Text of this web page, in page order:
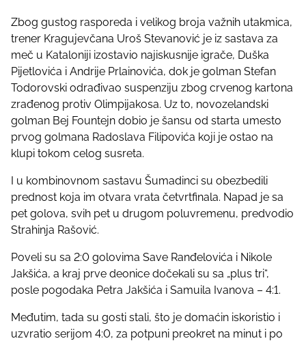
Zbog gustog rasporeda i velikog broja važnih utakmica,
trener Kragujevčana Uroš Stevanović je iz sastava za
meč u Kataloniji izostavio najiskusnije igrače, Duška
Pijetlovića i Andrije Prlainovića, dok je golman Stefan
Todorovski odrađivao suspenziju zbog crvenog kartona
zrađenog protiv Olimpijakosa. Uz to, novozelandski
golman Bej Fountejn dobio je šansu od starta umesto
prvog golmana Radoslava Filipovića koji je ostao na
klupi tokom celog susreta.
I u kombinovnom sastavu Šumadinci su obezbedili
prednost koja im otvara vrata četvrtfinala. Napad je sa
pet golova, svih pet u drugom poluvremenu, predvodio
Strahinja Rašović.
Poveli su sa 2:0 golovima Save Ranđelovića i Nikole
Jakšića, a kraj prve deonice dočekali su sa „plus tri“,
posle pogodaka Petra Jakšića i Samuila Ivanova – 4:1.
Međutim, tada su gosti stali, što je domaćin iskoristio i
uzvratio serijom 4:0, za potpuni preokret na minut i po